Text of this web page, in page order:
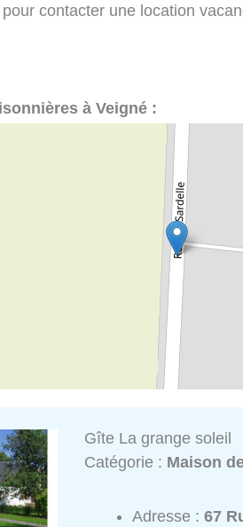
contacter une location
à Veigné :
Gîte La grange soleil
Catégorie : Maison
Adresse :67